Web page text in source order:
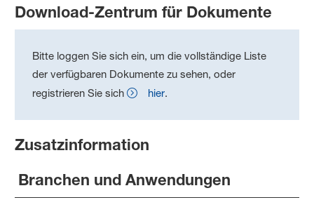
Download-Zentrum für Dokumente
Bitte loggen Sie sich ein, um die vollständige Liste
der verfügbaren Dokumente zu sehen, oder
registrieren Sie sich
hier.
Zusatzinformation
Branchen und Anwendungen